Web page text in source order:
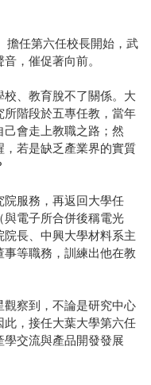
擔任第六任校長開始，武
，催促著向前。
、教育脫不了關係。大
階段於五專任教，當年
會走上教職之路；然
若是缺乏產業界的實質
服務，再返回大學任
電子所合併後稱電光
長、中興大學材料系主
等職務，訓練出他在教
察到，不論是研究中心
，接任大葉大學第六任
交流與產品開發發展